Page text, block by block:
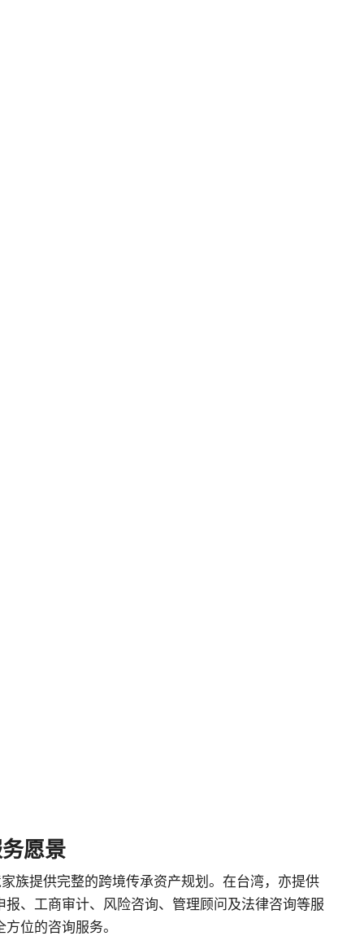
愿景
族提供完整的跨境传承资产规划。在台湾，亦提供
报、工商审计、风险咨询、管理顾问及法律咨询等服
位的咨询服务。